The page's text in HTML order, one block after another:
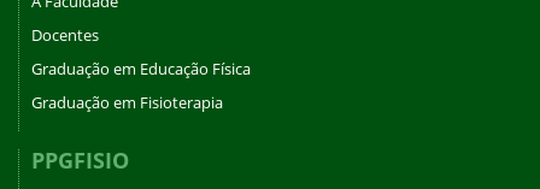
Docentes
Graduação em Educação Física
Graduação em Fisioterapia
PPGFISIO